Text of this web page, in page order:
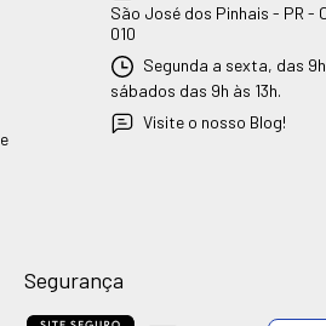
São José dos Pinhais - PR -
010
Segunda a sexta, das
sábados das 9h às 13h.
Visite o nosso Blog!
Segurança